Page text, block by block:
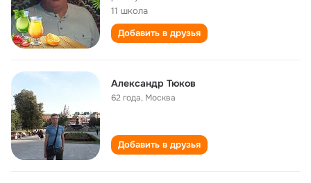
11 школа
Добавить в друзья
Александр Тюков
62 года, Москва
Добавить в друзья